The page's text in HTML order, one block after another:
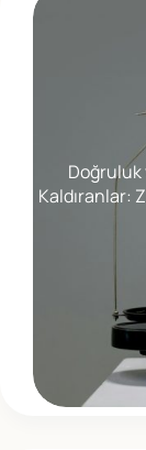
Doğruluk
Kaldıranlar: